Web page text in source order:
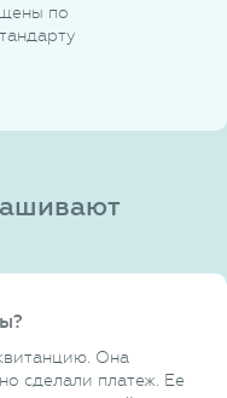
по
Она
сделали платеж. Ее